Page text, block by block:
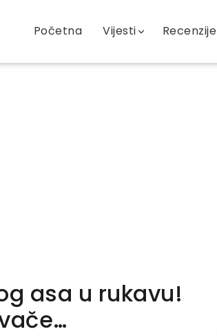
Početna Vijesti Recenzije
asa u rukavu!